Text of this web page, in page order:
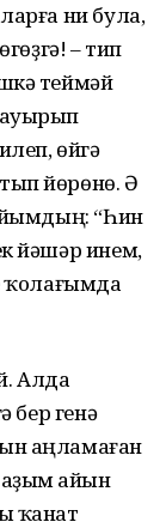
ни була,
– тип
теймәй
өйгә
йөрөнө. Ә
“Һин
йәшәр инем,
ҡолағымда
Алда
бер генә
аңламаған
һайын
ҡанат